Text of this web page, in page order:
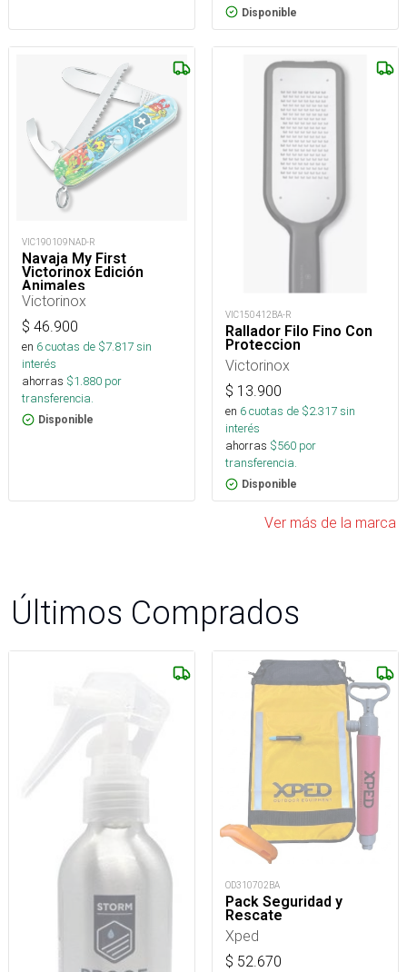
Disponible
VIC190109NAD-R
Navaja My First
Victorinox Edición
Animales
Victorinox
$ 46.900
en 6cuotas de $7.817sin
interés
ahorras $1.880 por
transferencia.
Disponible
VIC150412BA-R
Rallador Filo Fino Con
Proteccion
Victorinox
$ 13.900
en 6cuotas de $2.317sin
interés
ahorras $560 por
transferencia.
Disponible
Ver más de la marca
Últimos Comprados
OD310702BA
Pack Seguridad y
Rescate
Xped
$ 52.670